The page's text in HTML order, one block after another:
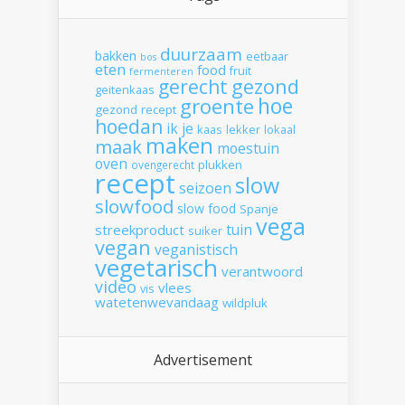
bakken bos duurzaam eetbaar
eten fermenteren food fruit
geitenkaas gerecht gezond
gezond recept groente hoe
hoedan ik je kaas lekker lokaal
maak maken moestuin
oven ovengerecht plukken
recept seizoen slow
slowfood slow food Spanje
streekproduct suiker tuin vega
vegan veganistisch
vegetarisch verantwoord
video vis vlees
watetenwevandaag wildpluk
Advertisement